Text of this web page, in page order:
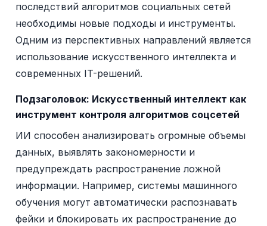
последствий алгоритмов социальных сетей
необходимы новые подходы и инструменты.
Одним из перспективных направлений является
использование искусственного интеллекта и
современных IT-решений.
Подзаголовок: Искусственный интеллект как
инструмент контроля алгоритмов соцсетей
ИИ способен анализировать огромные объемы
данных, выявлять закономерности и
предупреждать распространение ложной
информации. Например, системы машинного
обучения могут автоматически распознавать
фейки и блокировать их распространение до